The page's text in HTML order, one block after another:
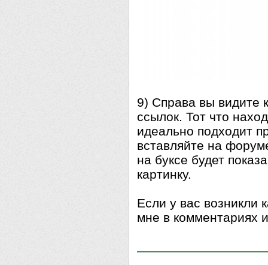
9) Справа вы видите
ссылок. Тот что
идеально подходит
вставляйте на
на буксе будет
картинку.
Если у вас возникли
мне в комментариях